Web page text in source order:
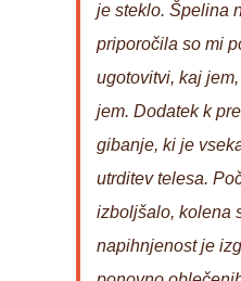
je steklo. Špelina
priporočila so mi
ugotovitvi, kaj
jem. Dodatek k
gibanje, ki je
utrditev telesa.
izboljšalo, kolena
napihnjenost je